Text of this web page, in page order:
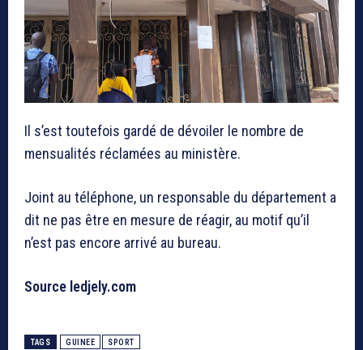
Il s’est toutefois gardé de dévoiler le nombre de
mensualités réclamées au ministère.
Joint au téléphone, un responsable du département a
dit ne pas être en mesure de réagir, au motif qu’il
n’est pas encore arrivé au bureau.
Source ledjely.com
TAGS GUINEE SPORT